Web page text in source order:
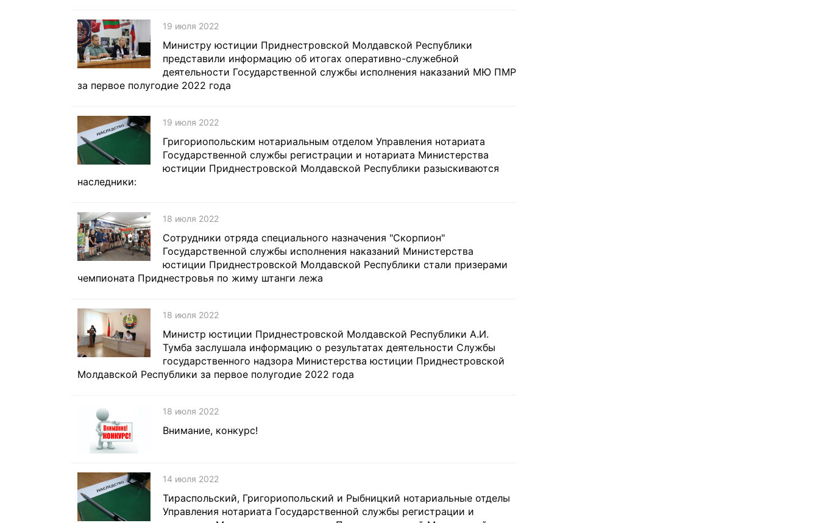
19 июля 2022
Министру юстиции Приднестровской Молдавской Республики
представили информацию об итогах оперативно-служебной
деятельности Государственной службы исполнения наказаний МЮ ПМР
за первое полугодие 2022 года
19 июля 2022
Григориопольским нотариальным отделом Управления нотариата
Государственной службы регистрации и нотариата Министерства
юстиции Приднестровской Молдавской Республики разыскиваются
наследники:
18 июля 2022
Сотрудники отряда специального назначения "Скорпион"
Государственной службы исполнения наказаний Министерства
юстиции Приднестровской Молдавской Республики стали призерами
чемпионата Приднестровья по жиму штанги лежа
18 июля 2022
Министр юстиции Приднестровской Молдавской Республики А.И.
Тумба заслушала информацию о результатах деятельности Службы
государственного надзора Министерства юстиции Приднестровской
Молдавской Республики за первое полугодие 2022 года
18 июля 2022
Внимание, конкурс!
14 июля 2022
Тираспольский, Григориопольский и Рыбницкий нотариальные отделы
Управления нотариата Государственной службы регистрации и